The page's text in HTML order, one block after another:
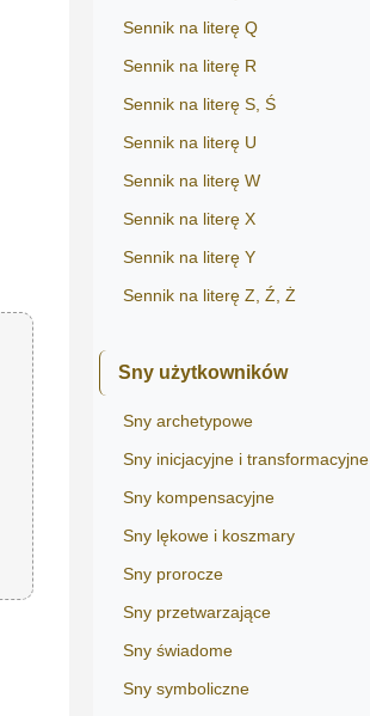
Sennik na literę Q
Sennik na literę R
Sennik na literę S, Ś
Sennik na literę U
Sennik na literę W
Sennik na literę X
Sennik na literę Y
Sennik na literę Z, Ź, Ż
Sny użytkowników
Sny archetypowe
Sny inicjacyjne i transformacyjne
Sny kompensacyjne
Sny lękowe i koszmary
Sny prorocze
Sny przetwarzające
Sny świadome
Sny symboliczne